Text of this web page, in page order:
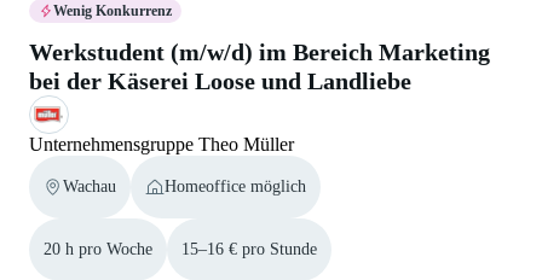
Wenig Konkurrenz
Werkstudent (m/w/d) im Bereich Marketing
bei der Käserei Loose und Landliebe
Unternehmensgruppe Theo Müller
Wachau Homeoffice möglich
20 h pro Woche 15–16 € pro Stunde